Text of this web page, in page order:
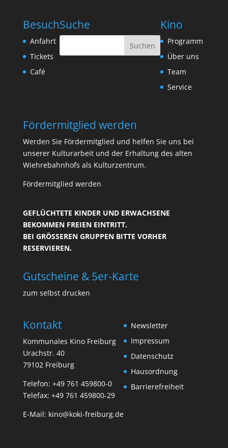
Besuch
Anfahrt
Tickets
Café
Suche Kino
Programm
Über uns
Team
Service
Fördermitglied werden
Werden Sie Fördermitglied und helfen Sie uns bei
unserer Kulturarbeit und der Erhaltung des alten
Wiehrebahnhofs als Kulturzentrum.
Fördermitglied werden
GEFLÜCHTETE KINDER UND ERWACHSENE
BEKOMMEN FREIEN EINTRITT.
BEI GRÖSSEREN GRUPPEN BITTE VORHER R
ESERVIEREN.
Gutscheine & 5er-Karte
zum selbst drucken
Kontakt
Kommunales Kino Freiburg
Urachstr. 40
79102 Freiburg
Telefon: +49 761 459800-0
Telefax: +49 761 459800-29
E-Mail: kino@koki-freiburg.de
Newsletter
Impressum
Datenschutz
Hausordnung
Barrierefreiheit